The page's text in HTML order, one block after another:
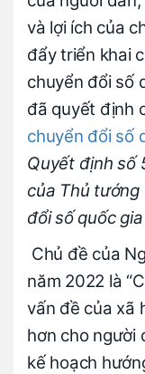
và lợi ích của
đẩy triển khai
chuyển đổi số
đã quyết định
chuyển đổi số
Quyết định
của Thủ tướng
đổi số quốc gia
Chủ đề của
năm 2022 là
vấn đề của xã
hơn cho người
kế hoạch